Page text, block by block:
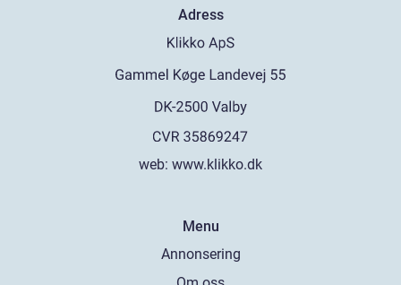
Adress
web: www.klikko.dk
Menu
Annonsering